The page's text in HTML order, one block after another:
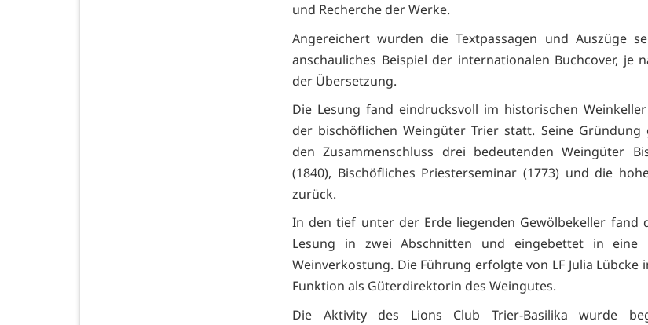
und Recherche der Werke.
Angereichert wurden die Textpassagen und Auszüge
anschauliches Beispiel der internationalen Buchcover, je
der Übersetzung.
Die Lesung fand eindrucksvoll im historischen
der bischöflichen Weingüter Trier statt. Seine
den Zusammenschluss drei bedeutenden Weingüter
(1840), Bischöfliches Priesterseminar (1773) und die
zurück.
In den tief unter der Erde liegenden Gewölbekeller fand
Lesung in zwei Abschnitten und eingebettet in eine
Weinverkostung. Die Führung erfolgte von LF Julia Lübcke
Funktion als Güterdirektorin des Weingutes.
Die Aktivity des Lions Club Trier-Basilika wurde